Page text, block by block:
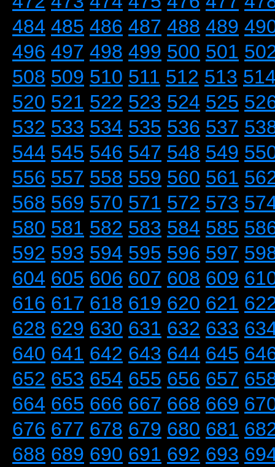
484 485 486 487 488 489
496 497 498 499 500 501
508 509 510 511 512 513
520 521 522 523 524 525
532 533 534 535 536 537
544 545 546 547 548 549
556 557 558 559 560 561
568 569 570 571 572 573
580 581 582 583 584 585
592 593 594 595 596 597
604 605 606 607 608 609
616 617 618 619 620 621
628 629 630 631 632 633
640 641 642 643 644 645
652 653 654 655 656 657
664 665 666 667 668 669
676 677 678 679 680 681
688 689 690 691 692 693